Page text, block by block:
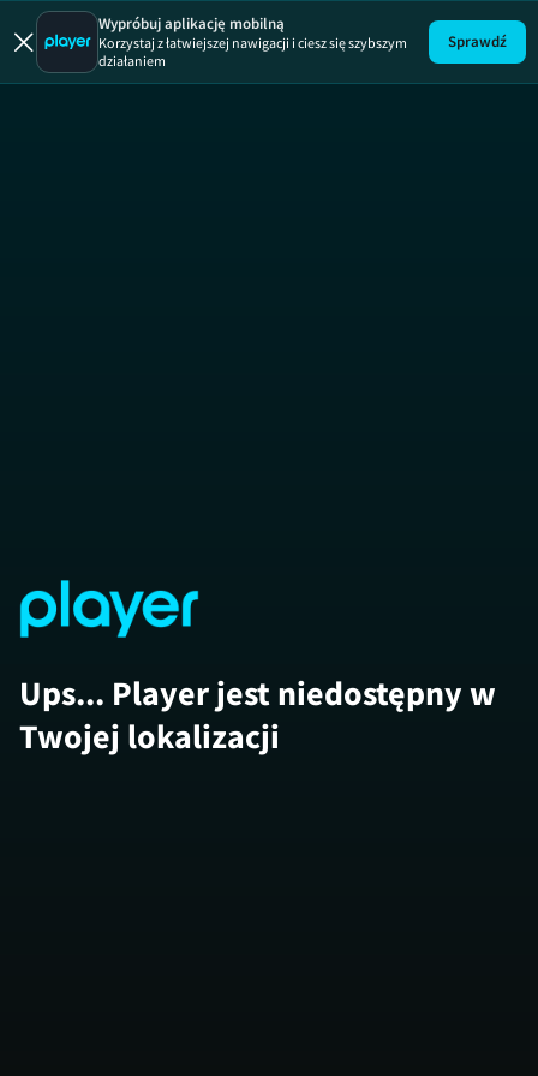
Wypróbuj aplikację mobilną
Korzystaj z łatwiejszej nawigacji i ciesz się szybszym
działaniem
Sprawdź
Ups... Player jest niedostępny w
Twojej lokalizacji